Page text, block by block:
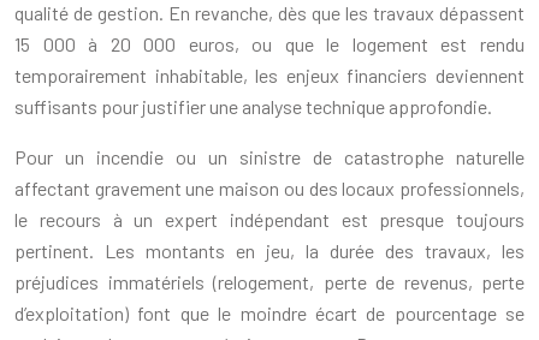
qualité de gestion. En revanche, dès que les travaux dépassent
15 000 à 20 000 euros, ou que le logement est rendu
temporairement inhabitable, les enjeux financiers deviennent
suffisants pour justifier une analyse technique approfondie.
Pour un incendie ou un sinistre de catastrophe naturelle
affectant gravement une maison ou des locaux professionnels,
le recours à un expert indépendant est presque toujours
pertinent. Les montants en jeu, la durée des travaux, les
préjudices immatériels (relogement, perte de revenus, perte
d’exploitation) font que le moindre écart de pourcentage se